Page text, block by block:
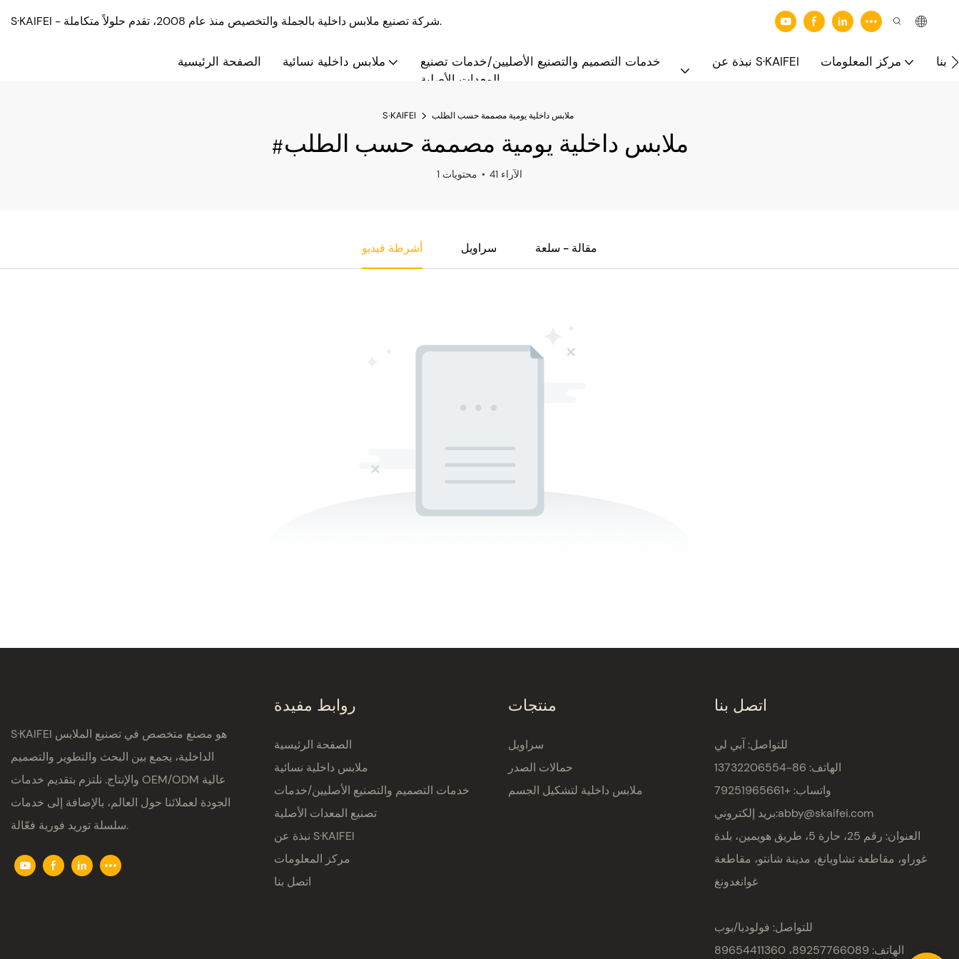
S·KAIFEI - شركة تصنيع ملابس داخلية بالجملة والتخصيص منذ عام 2008، تقدم حلولاً متكاملة.
الصفحة الرئيسية ملابس داخلية نسائية
خدمات التصميم والتصنيع الأصليين/خدمات تصنيع
المعدات الأصلية
نبذة عن S·KAIFEI مركز المعلومات بنا
S·KAIFEI ملابس داخلية يومية مصممة حسب الطلب
#ملابس داخلية يومية مصممة حسب الطلب
1 محتويات 41 الآراء
أشرطة فيديو سراويل مقالة - سلعة
S·KAIFEI هو مصنع متخصص في تصنيع الملابس
الداخلية، يجمع بين البحث والتطوير والتصميم
والإنتاج. نلتزم بتقديم خدمات OEM/ODM عالية
الجودة لعملائنا حول العالم، بالإضافة إلى خدمات
سلسلة توريد فورية فعّالة.
روابط مفيدة
الصفحة الرئيسية
ملابس داخلية نسائية
خدمات التصميم والتصنيع الأصليين/خدمات
تصنيع المعدات الأصلية
نبذة عن S·KAIFEI
مركز المعلومات
اتصل بنا
منتجات
سراويل
حمالات الصدر
ملابس داخلية لتشكيل الجسم
اتصل بنا
للتواصل: آبي لي
الهاتف: 86-13732206554
واتساب: +79251965661
بريد إلكتروني:abby@skaifei.com
العنوان:
رقم 25، حارة 5، طريق هويمين، بلدة
غوراو، مقاطعة تشاويانغ، مدينة شانتو، مقاطعة
غوانغدونغ
للتواصل: فولوديا/بوب
الهاتف: 89257766089، 89654411360